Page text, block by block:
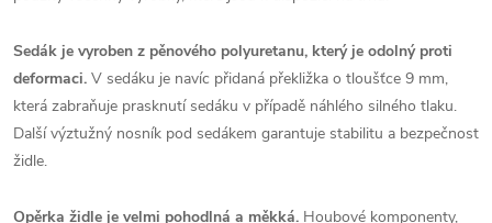
Sedák je vyroben z pěnového polyuretanu, který je odolný proti
deformaci. V sedáku je navíc přidaná překližka o tloušťce 9 mm,
která zabraňuje prasknutí sedáku v případě náhlého silného tlaku.
Další výztužný nosník pod sedákem garantuje stabilitu a bezpečnost
židle.
Opěrka židle je velmi pohodlná a měkká. Houbové komponenty,